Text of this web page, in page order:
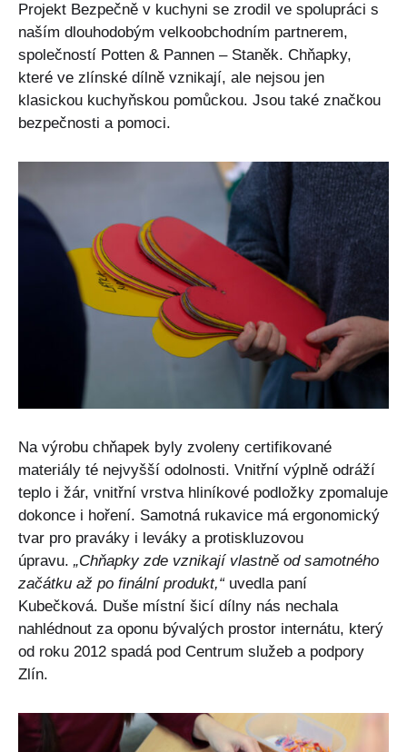
Projekt Bezpečně v kuchyni se zrodil ve spolupráci s
naším dlouhodobým velkoobchodním partnerem,
společností Potten & Pannen – Staněk. Chňapky,
které ve zlínské dílně vznikají, ale nejsou jen
klasickou kuchyňskou pomůckou. Jsou také značkou
bezpečnosti a pomoci.
Na výrobu chňapek byly zvoleny certifikované
materiály té nejvyšší odolnosti. Vnitřní výplně odráží
teplo i žár, vnitřní vrstva hliníkové podložky zpomaluje
dokonce i hoření. Samotná rukavice má ergonomický
tvar pro praváky i leváky a protiskluzovou
úpravu. „Chňapky zde vznikají vlastně od samotného
začátku až po finální produkt,“ uvedla paní
Kubečková. Duše místní šicí dílny nás nechala
nahlédnout za oponu bývalých prostor internátu, který
od roku 2012 spadá pod Centrum služeb a podpory
Zlín.